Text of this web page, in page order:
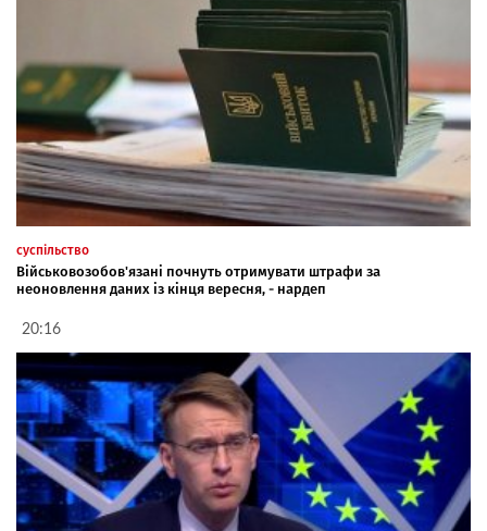
суспільство
Військовозобов'язані почнуть отримувати штрафи за
неоновлення даних із кінця вересня, - нардеп
20:16